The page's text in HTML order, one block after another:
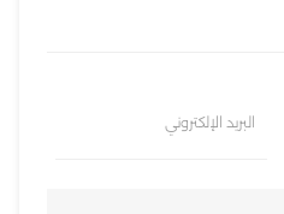
البريد الإلكتروني